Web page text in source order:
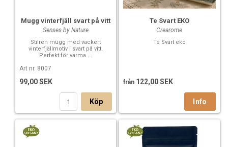
Mugg vinterfjäll svart på vitt
Senses by Nature
Stilren mugg med vackert
vinterfjällmotiv i svart på vitt.
Perfekt för varma ...
Art nr. 8007
99,00 SEK
Köp
Te Svart EKO
Crearome
Te Svart eko
från 122,00 SEK